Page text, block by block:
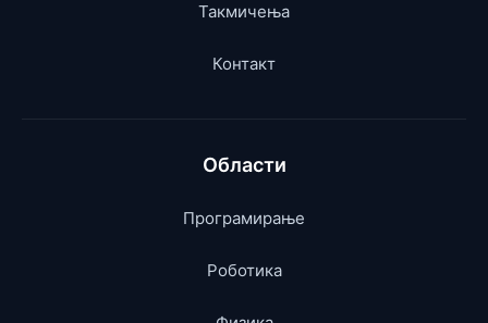
Такмичења
Контакт
Области
Програмирање
Роботика